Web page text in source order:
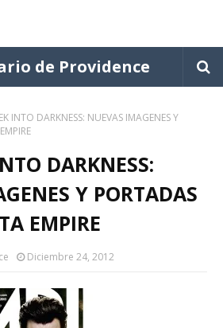
de Providence
INTO DARKNESS: NUEVAS IMAGENES Y
DARKNESS:
Y PORTADAS
EMPIRE
Diciembre 24, 2012